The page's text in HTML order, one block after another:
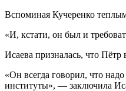
Вспоминая Кучеренко
«И, кстати, он был и
Исаева призналась, что Пётр
«Он всегда говорил, что
институты», — заключила